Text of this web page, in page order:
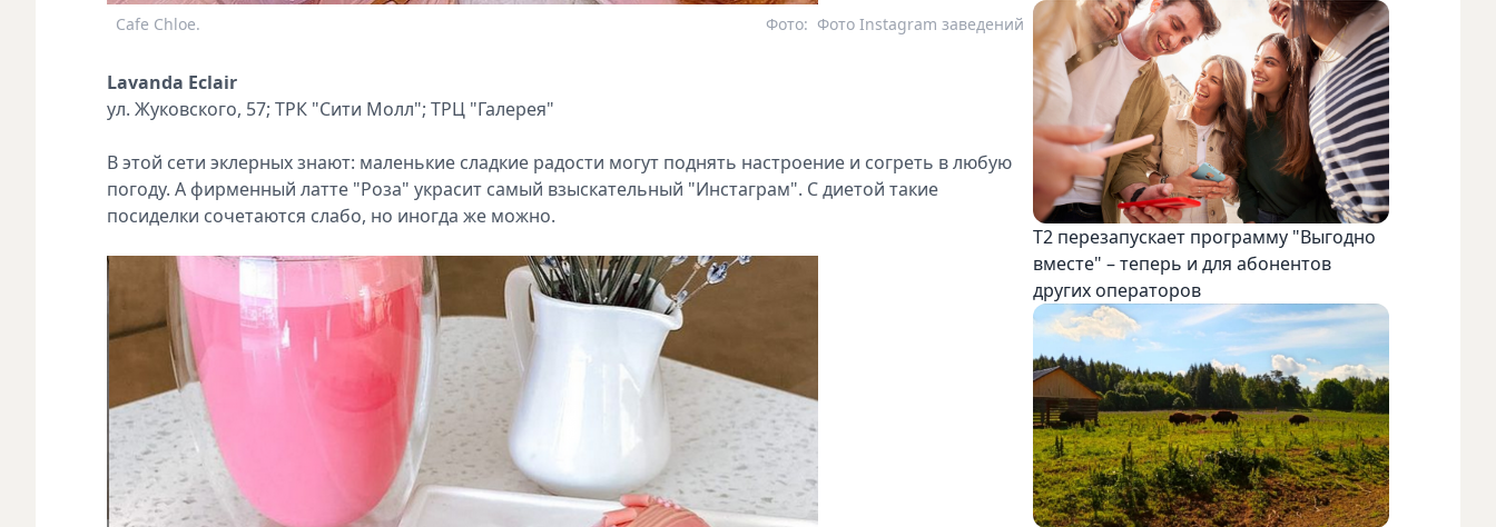
Cafe Chloe. Фото Instagram заведений
Фото:
Lavanda Eclair
ул. Жуковского, 57; ТРК "Сити Молл"; ТРЦ "Галерея"
В этой сети эклерных знают: маленькие сладкие радости могут поднять настроение и согреть в любую
погоду. А фирменный латте "Роза" украсит самый взыскательный "Инстаграм". С диетой такие
посиделки сочетаются слабо, но иногда же можно.
Т2 перезапускает программу "Выгодно
вместе" – теперь и для абонентов
других операторов